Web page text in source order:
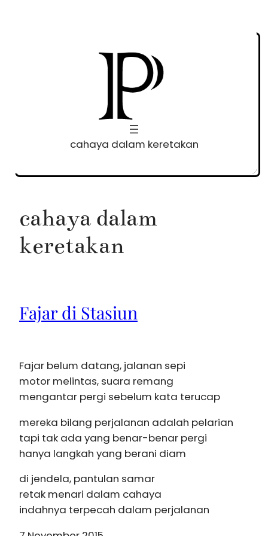
cahaya dalam keretakan
cahaya dalam
keretakan
Fajar di Stasiun
Fajar belum datang, jalanan sepi
motor melintas, suara remang
mengantar pergi sebelum kata terucap
mereka bilang perjalanan adalah pelarian
tapi tak ada yang benar-benar pergi
hanya langkah yang berani diam
di jendela, pantulan samar
retak menari dalam cahaya
indahnya terpecah dalam perjalanan